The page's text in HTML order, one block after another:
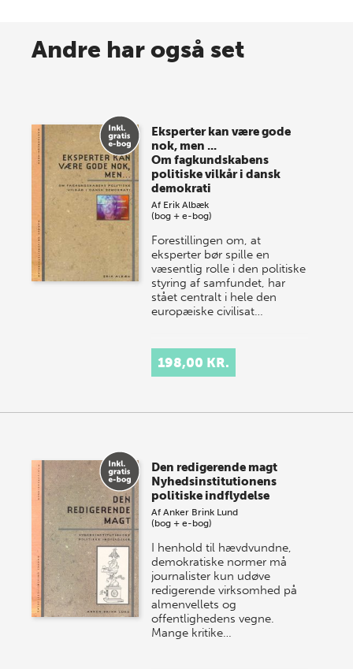
Spar op til 70% til sommer-
store sommer-lagersalg, så sæt kryds i kalenderen
onsdag den 10. j…
Andre har også set
Eksperter kan være gode
nok, men ...
Om fagkundskabens
politiske vilkår i dansk
demokrati
Af Erik Albæk
(bog + e-bog)
Forestillingen om, at
eksperter bør spille en
væsentlig rolle i den politiske
styring af samfundet, har
stået centralt i hele den
europæiske civilisat…
198,00 KR.
Den redigerende magt
Nyhedsinstitutionens
politiske indflydelse
AfAnker Brink Lund
(bog + e-bog)
I henhold til hævdvundne,
demokratiske normer må
journalister kun udøve
redigerende virksomhed på
almenvellets og
offentlighedens vegne.
Mange kritike…